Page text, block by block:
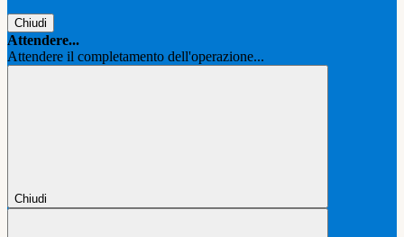
Chiudi
Attendere...
Attendere il completamento dell'operazione...
Chiudi